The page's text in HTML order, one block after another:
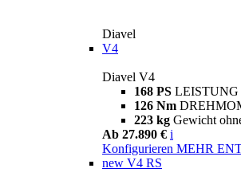
Diavel
V4
Diavel V4
168 PS LEISTUNG
126 Nm
223 kg Gewicht
Ab 27.890 € i
Konfigurieren MEHR
new V4 RS